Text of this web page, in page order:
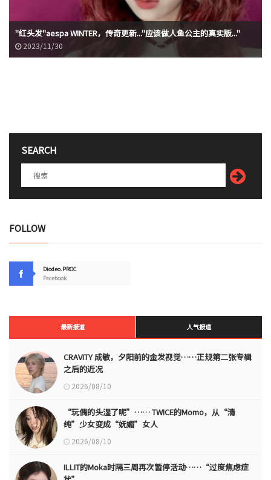
"红头发"aespa WINTER，传奇更新..."应该做人鱼公主的真实版..."
2023/11/30
SEARCH
FOLLOW
Diodeo.PROC
Facebook
最新报道 人气报道
CRAVITY 成敏，夕阳前的金发视觉……正规第二张专辑
之后的近况
2026/08/10
“玩偶的头湿了呢”…… TWICE的Momo，从“清
纯”少女变成“妩媚”女人
2026/08/10
ILLIT的Moka时隔三周再次暂停活动……“过度焦虑症